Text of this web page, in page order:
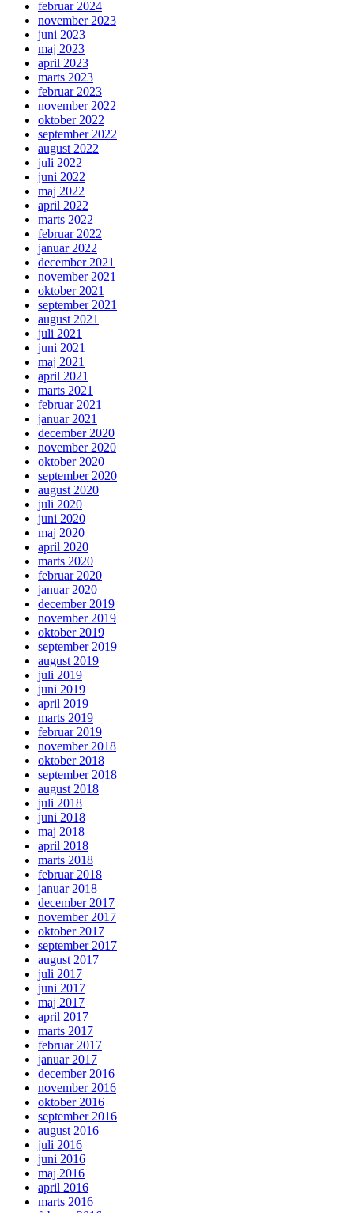
februar 2024
november 2023
juni 2023
maj 2023
april 2023
marts 2023
februar 2023
november 2022
oktober 2022
september 2022
august 2022
juli 2022
juni 2022
maj 2022
april 2022
marts 2022
februar 2022
januar 2022
december 2021
november 2021
oktober 2021
september 2021
august 2021
juli 2021
juni 2021
maj 2021
april 2021
marts 2021
februar 2021
januar 2021
december 2020
november 2020
oktober 2020
september 2020
august 2020
juli 2020
juni 2020
maj 2020
april 2020
marts 2020
februar 2020
januar 2020
december 2019
november 2019
oktober 2019
september 2019
august 2019
juli 2019
juni 2019
april 2019
marts 2019
februar 2019
november 2018
oktober 2018
september 2018
august 2018
juli 2018
juni 2018
maj 2018
april 2018
marts 2018
februar 2018
januar 2018
december 2017
november 2017
oktober 2017
september 2017
august 2017
juli 2017
juni 2017
maj 2017
april 2017
marts 2017
februar 2017
januar 2017
december 2016
november 2016
oktober 2016
september 2016
august 2016
juli 2016
juni 2016
maj 2016
april 2016
marts 2016